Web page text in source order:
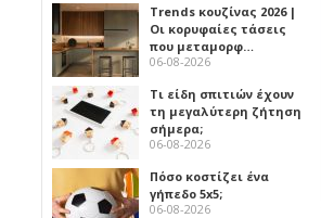
Trends κουζίνας 2026 |
Οι κορυφαίες τάσεις
που μεταμορφ…
06-08-2026
Τι είδη σπιτιών έχουν
τη μεγαλύτερη ζήτηση
σήμερα;
06-08-2026
Πόσο κοστίζει ένα
γήπεδο 5x5;
06-08-2026